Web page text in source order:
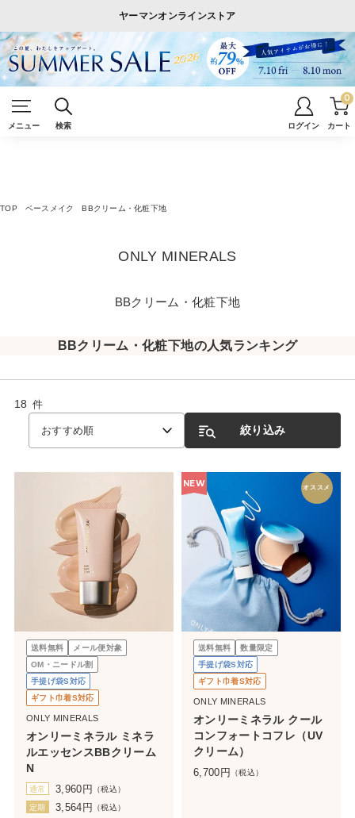
ヤーマンオンラインストア
メニュー 検索 ログイン カート
0
TOP ベースメイク BBクリーム・化粧下地
ONLY MINERALS
BBクリーム・化粧下地
BBクリーム・化粧下地の人気ランキング
18 件
おすすめ順 絞り込み
送料無料
メール便対象
OM・ニードル割
手提げ袋S対応
ギフト巾着S対応
ONLY MINERALS
オンリーミネラル ミネラ
ルエッセンスBBクリーム
N
通常 3,960 円 （税込）
定期 3,564 円 （税込）
NEW オススメ
送料無料
数量限定
手提げ袋S対応
ギフト巾着S対応
ONLY MINERALS
オンリーミネラル クール
コンフォートコフレ（UV
クリーム）
6,700 円 （税込）